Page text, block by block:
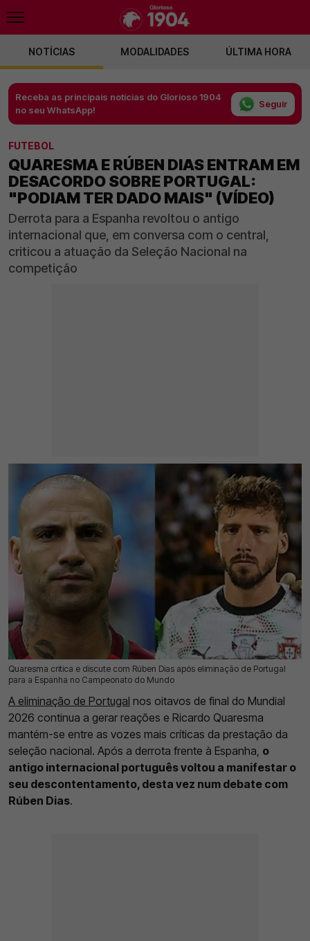
NOTÍCIAS MODALIDADES ÚLTIMA HORA
Receba as principais notícias do Glorioso 1904
no seu WhatsApp!
Seguir
FUTEBOL
QUARESMA E RÚBEN DIAS ENTRAM EM
DESACORDO SOBRE PORTUGAL:
"PODIAM TER DADO MAIS" (VÍDEO)
Derrota para a Espanha revoltou o antigo
internacional que, em conversa com o central,
criticou a atuação da Seleção Nacional na
competição
Quaresma critica e discute com Rúben Dias após eliminação de Portugal
para a Espanha no Campeonato do Mundo
07 Jul 2026 | 14:47 | 0
A eliminação de Portugal nos oitavos de final do Mundial
2026 continua a gerar reações e Ricardo Quaresma
mantém-se entre as vozes mais críticas da prestação da
seleção nacional. Após a derrota frente à Espanha, o
antigo internacional português voltou a manifestar o
seu descontentamento, desta vez num debate com
Rúben Dias.